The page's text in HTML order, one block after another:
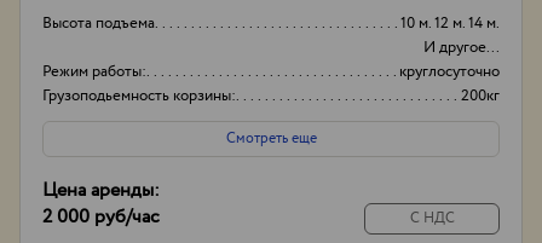
Высота подъема
10 м. 12 м. 14 м.
И другое...
Режим работы:
круглосуточно
Грузоподьемность корзины:
200кг
Боковой вылет стрелы
6
Смотреть еще
Цена аренды:
2 000 руб/час
С НДС